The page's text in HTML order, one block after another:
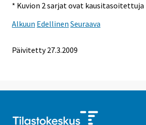
* Kuvion 2 sarjat ovat kausitasoitettuja
Alkuun Edellinen Seuraava
Päivitetty27.3.2009